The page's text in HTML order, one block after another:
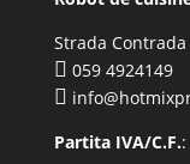
Strada
059 4924149
Partita IVA/C.F.: